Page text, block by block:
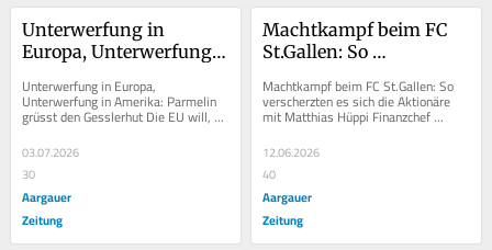
Unterwerfung in
Europa, Unterwerfung
grüsst den Gesslerhut
Unterwerfung in Europa,
Unterwerfung in Amerika: Parmelin
grüsst den Gesslerhut Die EU will,
dass wir ihre Gesetze übernehmen.
Und die USA lassen...
03.07.2026
30
Aargauer
Zeitung
Machtkampf beim FC
St.Gallen: So
Aktionäre mit Matthias
Hüppi
Machtkampf beim FC St.Gallen: So
verscherzten es sich die Aktionäre
mit Matthias Hüppi Finanzchef
Christoph Hammer sollte Nachfolger
von...
12.06.2026
40
Aargauer
Zeitung